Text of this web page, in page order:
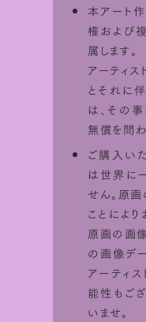
本アート
権および
属します。
アーティ
とそれに
は、その
無償を問
ご購入い
は世界に
せん。原
ことによ
原画の画
の画像デ
アーティ
能性もご
いませ。